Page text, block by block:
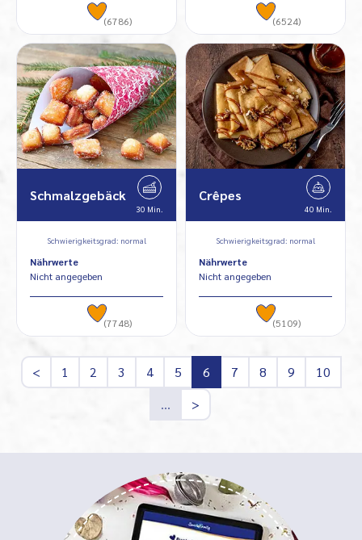
(6786) (6524)
Schmalzgebäck
30 Min.
Schwierigkeitsgrad: normal
Nährwerte
Nicht angegeben
(7748)
Crêpes
40 Min.
Schwierigkeitsgrad: normal
Nährwerte
Nicht angegeben
(5109)
< 1 2 3 4 5 6 7 8 9
10
…
>